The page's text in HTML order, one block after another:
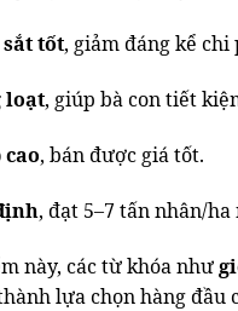
tốt, giảm đáng kể
loạt, giúp bà con tiết
, bán được giá tốt.
, đạt 5–7 tấn nhân/
này, các từ khóa như
lựa chọn hàng đầu